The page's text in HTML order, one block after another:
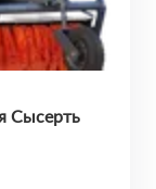
Сысерть